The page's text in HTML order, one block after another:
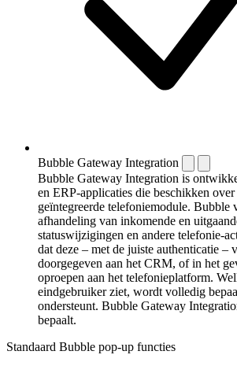
Bubble Gateway Integration
Bubble Gateway Integration is
en ERP-applicaties die beschikken over
geïntegreerde telefoniemodule. Bubble
afhandeling van inkomende en
statuswijzigingen en andere telefonie-
dat deze – met de juiste authenticatie –
doorgegeven aan het CRM, of in het
oproepen aan het telefonieplatform.
eindgebruiker ziet, wordt volledig
ondersteunt. Bubble Gateway
bepaalt.
Standaard Bubble pop-up functies